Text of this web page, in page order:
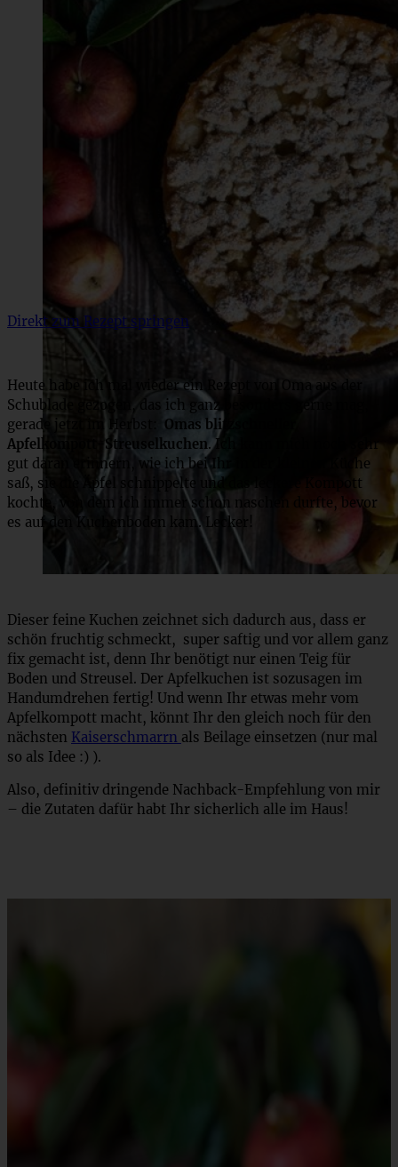
Direkt zum Rezept springen
Heute habe ich mal wieder ein Rezept von Oma aus der
Schublade gezogen, das ich ganz besonders gerne mag,
gerade jetzt im Herbst: Omas blitzschneller
Apfelkompott-Streuselkuchen. Ich kann mich noch sehr
gut daran erinnern, wie ich bei Ihr in der kleinen Küche
saß, sie die Äpfel schnippelte und das leckere Kompott
kochte, von dem ich immer schon naschen durfte, bevor
es auf den Kuchenboden kam. Lecker!
Dieser feine Kuchen zeichnet sich dadurch aus, dass er
schön fruchtig schmeckt, super saftig und vor allem ganz
fix gemacht ist, denn Ihr benötigt nur einen Teig für
Boden und Streusel. Der Apfelkuchen ist sozusagen im
Handumdrehen fertig! Und wenn Ihr etwas mehr vom
Apfelkompott macht, könnt Ihr den gleich noch für den
nächsten Kaiserschmarrn als Beilage einsetzen (nur mal
so als Idee :) ).
Also, definitiv dringende Nachback-Empfehlung von mir
– die Zutaten dafür habt Ihr sicherlich alle im Haus!